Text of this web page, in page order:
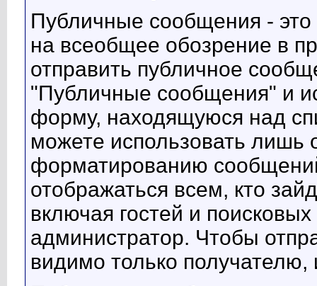
Публичные сообщения -
на всеобщее обозрение в
отправить публичное
"Публичные сообщения" и
форму, находящуюся над
можете использовать
форматированию
отображаться всем, кто
включая гостей и
администратор. Чтобы
видимо только